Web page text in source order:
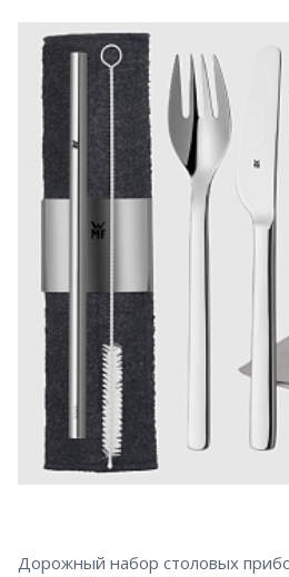
Дорожный набор столовых